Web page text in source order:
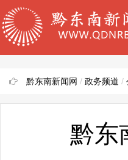
黔东南新闻网 / 政务频道 /
黔东